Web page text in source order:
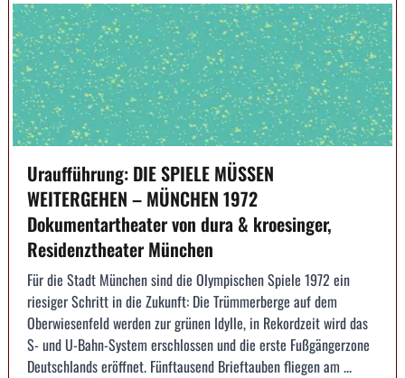
Uraufführung: DIE SPIELE MÜSSEN
WEITERGEHEN – MÜNCHEN 1972
Dokumentartheater von dura & kroesinger,
Residenztheater München
Für die Stadt München sind die Olympischen Spiele 1972 ein
riesiger Schritt in die Zukunft: Die Trümmerberge auf dem
Oberwiesenfeld werden zur grünen Idylle, in Rekordzeit wird das
S- und U-Bahn-System erschlossen und die erste Fußgängerzone
Deutschlands eröffnet. Fünftausend Brieftauben fliegen am ...